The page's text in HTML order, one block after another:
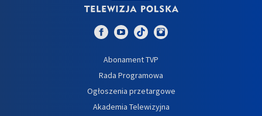
Abonament TVP
Rada Programowa
Ogłoszenia przetargowe
Akademia Telewizyjna